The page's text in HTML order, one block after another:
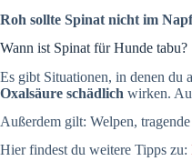
Roh sollte Spinat nicht im
Wann ist Spinat für Hunde tabu?
Es gibt Situationen, in denen du
Oxalsäure schädlich wirken.
Außerdem gilt: Welpen,
Hier findest du weitere Tipps zu: